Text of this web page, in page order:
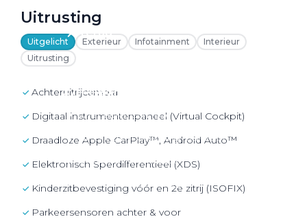
Terug
Over elektrisch rijden
Over elektrisch rijden
Bijtelling en belastingvoordelen
Onderhoud en kosten
Shuttel laadoplossingen
Uitrusting
Uitgelicht Exterieur Infotainment
Interieur
Uitrusting
Achteruitrijcamera
Digitaal instrumentenpaneel (Virtual Cockpit)
Draadloze Apple CarPlay™, Android Auto™
Elektronisch Sperdifferentieel (XDS)
Kinderzitbevestiging vóór en 2e zitrij (ISOFIX)
Parkeersensoren achter & voor